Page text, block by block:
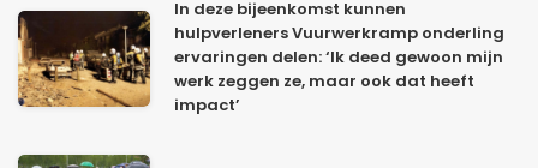
In deze bijeenkomst kunnen
hulpverleners Vuurwerkramp onderling
ervaringen delen: ‘Ik deed gewoon mijn
werk zeggen ze, maar ook dat heeft
impact’